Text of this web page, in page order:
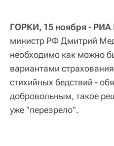
ГОРКИ, 15 ноября - РИА
министр РФ Дмитрий
необходимо как можно
вариантами
стихийных бедствий -
добровольным, такое
уже "перезрело".